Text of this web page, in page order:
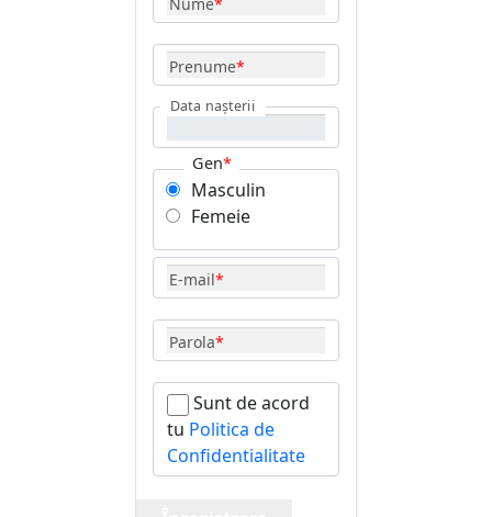
Prenume*
Data nașterii
Gen*
Masculin
Femeie
E-mail*
Parola*
Sunt de acord
tu Politica de
Confidentialitate